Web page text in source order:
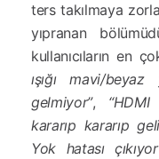
ters takılmaya
yıpranan
kullanıcıların en
ışığı mavi/
gelmiyor”,
kararıp kararıp
Yok hatası